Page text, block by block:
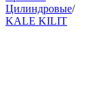
Цилиндровые/
KALE KILIT